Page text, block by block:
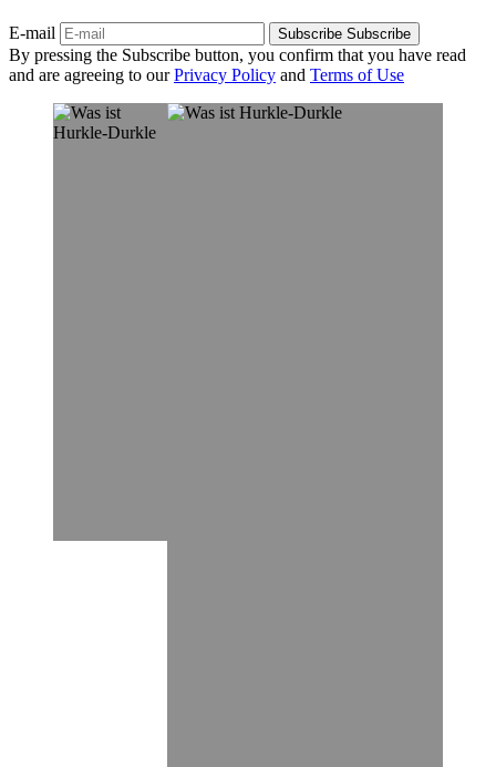
E-mail Subscribe Subscribe
By pressing the Subscribe button, you confirm that you have read
and are agreeing to ourPrivacy Policy and Terms of Use